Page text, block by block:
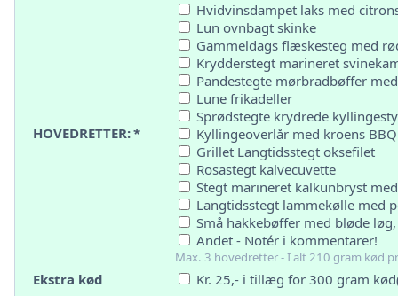
HOVEDRETTER:*
Hvidvinsdampet laks med
Lun ovnbagt skinke
Gammeldags flæskesteg med
Krydderstegt marineret
Pandestegte mørbradbøffer
Lune frikadeller
Sprødstegte krydrede
Kyllingeoverlår med kroens BBQ
Grillet Langtidsstegt oksefilet
Rosastegt kalvecuvette
Stegt marineret kalkunbryst
Langtidsstegt lammekølle med
Små hakkebøffer med bløde
Andet - Notér i kommentarer!
Max. 3 hovedretter - I alt 210 gram kød
Ekstra kød Kr. 25,- i tillæg for 300 gram